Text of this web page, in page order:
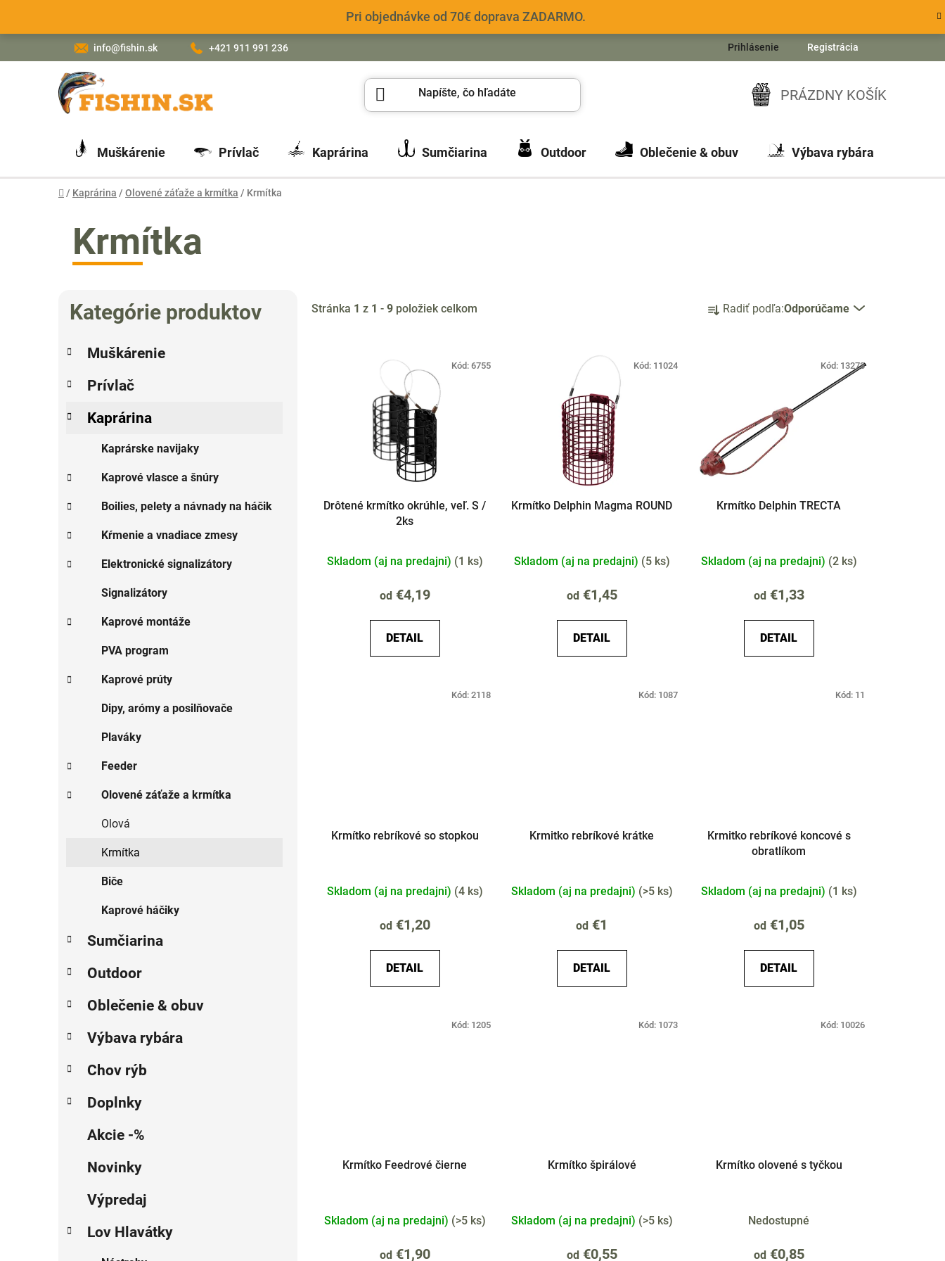
obsah
Pri objednávke od 70€ doprava ZADARMO.
info@fishin.sk +421 911 991 236 Prihlásenie Registrácia
NÁKUPNÝ
KOŠÍK
PRÁZDNY KOŠÍK
Muškárenie Prívlač Kaprárina Sumčiarina Outdoor Oblečenie & obuv Výbava rybára
Domov
/ Kaprárina / Olovené záťaže a krmítka / Krmítka
Krmítka
B
o
n
p
a
n
Preskočiť
a
e
ó
Muškárenie
Prívlač
Kaprárina
Kaprárske navijaky
Kaprové vlasce a šnúry
Boilies, pelety a návnady na háčik
Kŕmenie a vnadiace zmesy
Elektronické signalizátory
Signalizátory
Kaprové montáže
PVA program
Kaprové prúty
Dipy, arómy a posilňovače
Plaváky
Feeder
Olovené záťaže a krmítka
Olová
Krmítka
Biče
Kaprové háčiky
Sumčiarina
Outdoor
Oblečenie & obuv
Výbava rybára
Chov rýb
Doplnky
Akcie -%
Novinky
Výpredaj
Lov Hlavátky
Stránka 1 z 1 - 9 položiek celkom
a
r
o
d
o
Radiť podľa:Odporúčame
Drôtené krmítko okrúhle, veľ. S /
2ks
Skladom (aj na predajni) (1 ks)
od€4,19
DETAIL
Kód: 6755
Krmítko Delphin Magma ROUND
Skladom (aj na predajni) (5 ks)
od€1,45
DETAIL
Kód: 11024
Krmítko Delphin TRECTA
Skladom (aj na predajni) (2 ks)
od€1,33
DETAIL
Kód: 13273
Krmítko rebríkové so stopkou
Skladom (aj na predajni) (4 ks)
od€1,20
DETAIL
Kód: 2118
Krmitko rebríkové krátke
Skladom (aj na predajni) (>5 ks)
od €1
DETAIL
Kód: 1087
Krmitko rebríkové koncové s
obratlíkom
Skladom (aj na predajni) (1 ks)
od€1,05
DETAIL
Kód: 11
Krmítko Feedrové čierne
Skladom (aj na predajni) (>5 ks)
od€1,90
Kód: 1205
Krmítko špirálové
Skladom (aj na predajni) (>5 ks)
od€0,55
Kód: 1073
Krmítko olovené s tyčkou
Nedostupné
od€0,85
Kód: 10026